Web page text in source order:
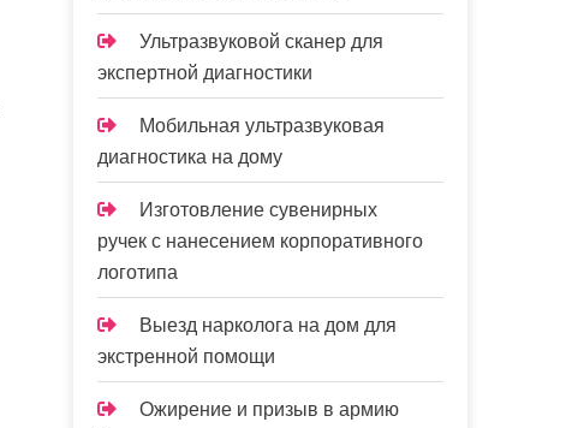
Ультразвуковой сканер для
экспертной диагностики
Мобильная ультразвуковая
диагностика на дому
Изготовление сувенирных
ручек с нанесением корпоративного
логотипа
Выезд нарколога на дом для
экстренной помощи
Ожирение и призыв в армию